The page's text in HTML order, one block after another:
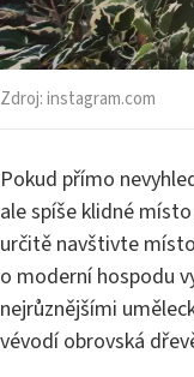
Zdroj:instagram.com
Pokud přímo
ale spíše klidné
určitě navštivte
o moderní hospodu
nejrůznějšími
vévodí obrovská